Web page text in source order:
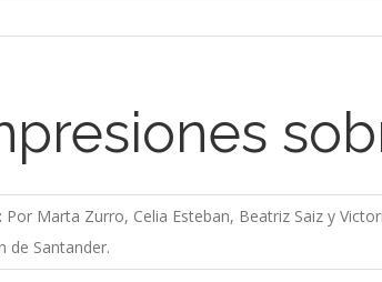
Por Marta Zurro, Celia Esteban, Beatriz Saiz y
de Santander.